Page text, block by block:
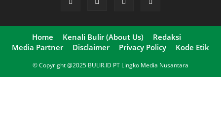
Home Kenali Bulir (About Us)
Redaksi
Media Partner
Disclaimer Privacy Policy Kode Etik
© Copyright @2025 BULIR.ID PT Lingko Media Nusantara